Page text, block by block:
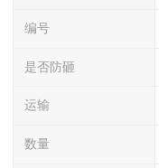
编号
是否防砸
运输
数量